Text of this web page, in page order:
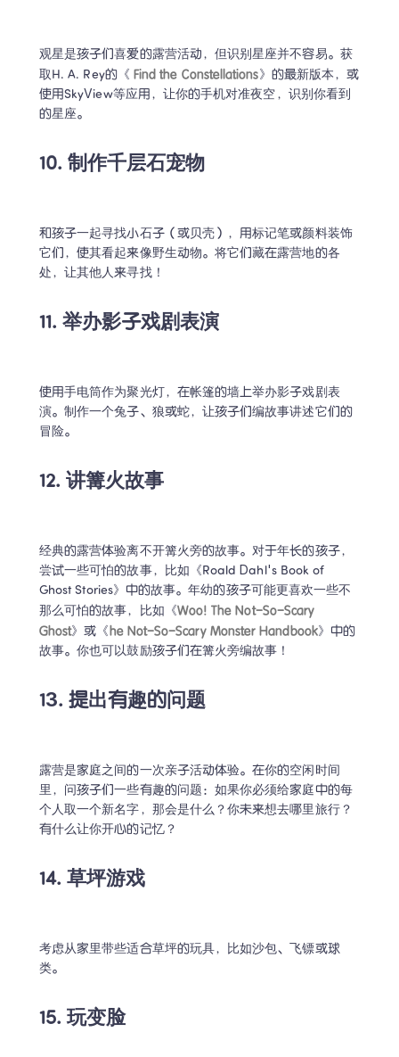
观星是孩子们喜爱的露营活动，但识别星座并不容易。获
取H. A. Rey的《 Find the Constellations》的最新版本，或
使用SkyView等应用，让你的手机对准夜空，识别你看到
的星座。
10. 制作千层石宠物
和孩子一起寻找小石子（或贝壳），用标记笔或颜料装饰
它们，使其看起来像野生动物。将它们藏在露营地的各
处，让其他人来寻找！
11. 举办影子戏剧表演
使用手电筒作为聚光灯，在帐篷的墙上举办影子戏剧表
演。制作一个兔子、狼或蛇，让孩子们编故事讲述它们的
冒险。
12. 讲篝火故事
经典的露营体验离不开篝火旁的故事。对于年长的孩子，
尝试一些可怕的故事，比如《Roald Dahl's Book of
Ghost Stories》中的故事。年幼的孩子可能更喜欢一些不
那么可怕的故事，比如《Woo! The Not-So-Scary
Ghost》或《 he Not-So-Scary Monster Handbook》中的
故事。你也可以鼓励孩子们在篝火旁编故事！
13. 提出有趣的问题
露营是家庭之间的一次亲子活动体验。在你的空闲时间
里，问孩子们一些有趣的问题：如果你必须给家庭中的每
个人取一个新名字，那会是什么？你未来想去哪里旅行？
有什么让你开心的记忆？
14. 草坪游戏
考虑从家里带些适合草坪的玩具，比如沙包、飞镖或球
类。
15. 玩变脸